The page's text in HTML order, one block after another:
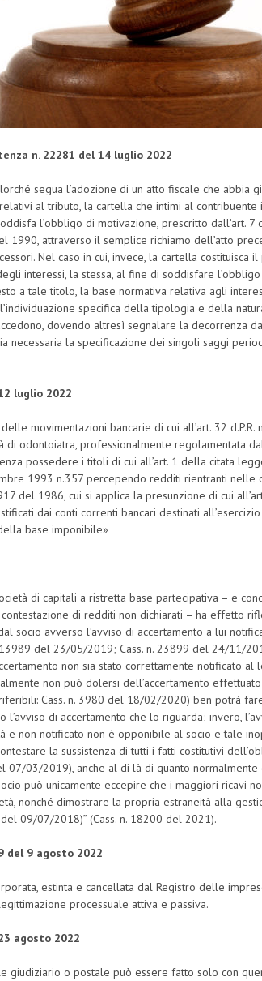
n. 22281 del 14 luglio 2022
segua l’adozione di un atto fiscale che abbia
al tributo, la cartella che intimi al contribuente
l’obbligo di motivazione, prescritto dall’art. 7
attraverso il semplice richiamo dell’atto
Nel caso in cui, invece, la cartella costituisca
interessi, la stessa, al fine di soddisfare
a tale titolo, la base normativa relativa agli
specifica della tipologia e della
dovendo altresì segnalare la decorrenza
necessaria la specificazione dei singoli saggi
luglio 2022
movimentazioni bancarie di cui all’art. 32 d.P.R.
di odontoiatra, professionalmente regolamentata
possedere i titoli di cui all’art. 1 della citata
1993 n.357 percependo redditi rientranti nelle
del 1986, cui si applica la presunzione di cui
dai conti correnti bancari destinati
base imponibile»
di capitali a ristretta base partecipativa – e
di redditi non dichiarati – ha effetto
socio avverso l’avviso di accertamento a lui
del 23/05/2019; Cass. n. 23899 del 24/11/
non sia stato correttamente notificato al
non può dolersi dell’accertamento
Cass. n. 3980 del 18/02/2020) ben potrà
di accertamento che lo riguarda; invero,
e non notificato non è opponibile al socio e tale
la sussistenza di tutti i fatti costitutivi
07/03/2019), anche al di là di quanto normalmente
può unicamente eccepire che i maggiori ricavi
nonché dimostrare la propria estraneità alla
09/07/2018)” (Cass. n. 18200 del 2021).
del 9 agosto 2022
estinta e cancellata dal Registro delle
processuale attiva e passiva.
agosto 2022
giudiziario o postale può essere fatto solo con